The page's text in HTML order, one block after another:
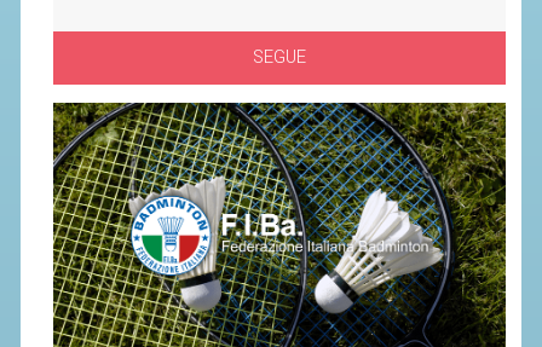
SEGUE
VOLA CON NOI
CENTRI TECNICI TERRITORIALI
COMMISSIONE ATLETI
TESSERAMENTO
AFFILIAZIONE E TESSERAMENTO
QUOTE E TASSE
CONVENZIONI